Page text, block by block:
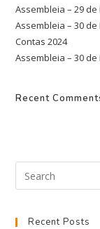
Assembleia – 29
Assembleia – 30
Contas 2024
Assembleia – 30 de
Recent
Recent Posts